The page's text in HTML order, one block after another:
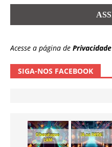
Acesse a página de Privacidade
SIGA-NOS FACEBOOK